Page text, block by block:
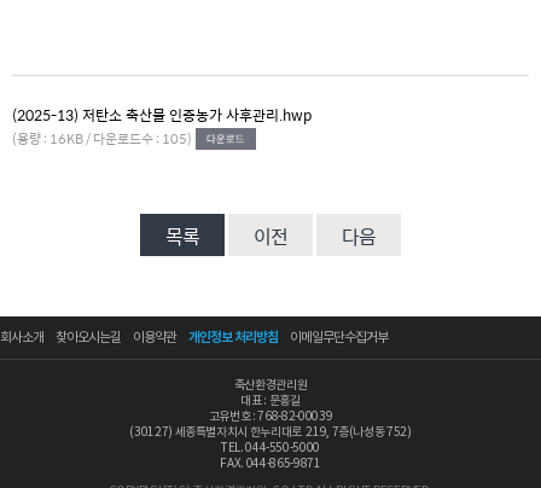
(2025-13) 저탄소 축산물 인증농가 사후관리.hwp
(용량 : 16KB / 다운로드수 : 105)
목록 이전 다음
회사소개 찾아오시는길 이용약관 개인정보 처리방침 이메일무단수집거부
축산환경관리원
대표 : 문홍길
고유번호 : 768-82-00039
(30127) 세종특별자치시 한누리대로 219, 7층(나성동 752)
TEL. 044-550-5000
FAX. 044-865-9871